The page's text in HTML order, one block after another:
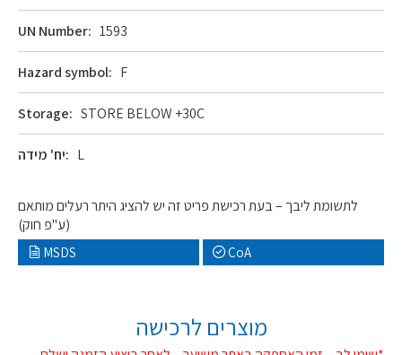
UN Number: 1593
Hazard symbol: F
Storage: STORE BELOW +30C
יח' מידה: L
לתשומת ליבך – בעת רכישת פריט זה יש להציג היתר רעלים מותאם
(ע"פ חוק)
MSDS CoA
מוצרים לרכישה